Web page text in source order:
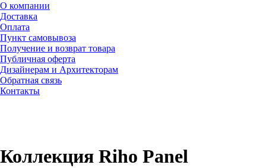
О компании
Доставка
Оплата
Пункт самовывоза
Получение и возврат товара
Публичная оферта
Дизайнерам и Архитекторам
Обратная связь
Контакты
Коллекция Riho Panel